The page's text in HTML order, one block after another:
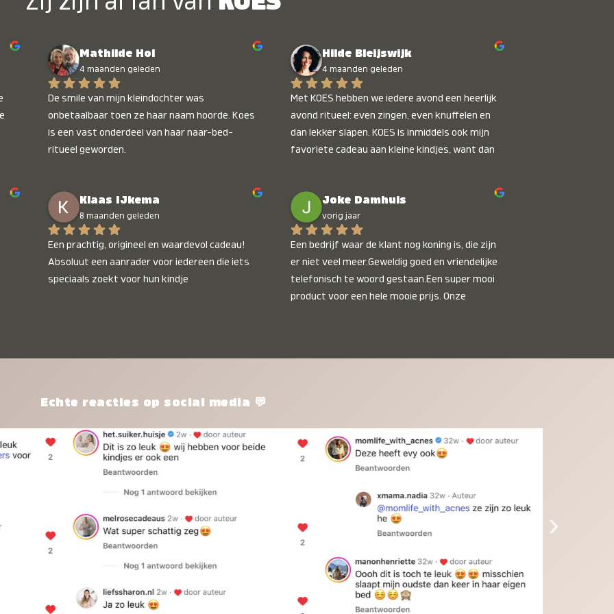
Mathilde Hol
4 maanden geleden
De smile van mijn kleindochter was
onbetaalbaar toen ze haar naam hoorde. Koes
is een vast onderdeel van haar naar-bed-
ritueel geworden.
Hilde Bleijswijk
4 maanden geleden
Met KOES hebben we iedere avond een heerlijk
avond ritueel: even zingen, even knuffelen en
dan lekker slapen. KOES is inmiddels ook mijn
favoriete cadeau aan kleine kindjes, want dan
onbetaalbaar :)
Klaas IJkema
8 maanden geleden
Een prachtig, origineel en waardevol cadeau!
Absoluut een aanrader voor iedereen die iets
speciaals zoekt voor hun kindje
Joke Damhuis
vorig jaar
Een bedrijf waar de klant nog koning is, die zijn
er niet veel meer.Geweldig goed en vriendelijke
telefonisch te woord gestaan.Een super mooi
product voor een hele mooie prijs. Onze
Echte reacties op social media 💬
›